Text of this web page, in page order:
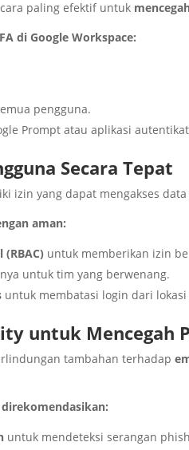
paling efektif untuk
di Google Workspace:
pengguna.
Prompt atau aplikasi
Secara Tepat
izin yang dapat mengakses
aman:
(RBAC) untuk memberikan izin
untuk tim yang berwenang.
untuk membatasi login dari
untuk Mencegah
tambahan terhadap
untuk mendeteksi serangan